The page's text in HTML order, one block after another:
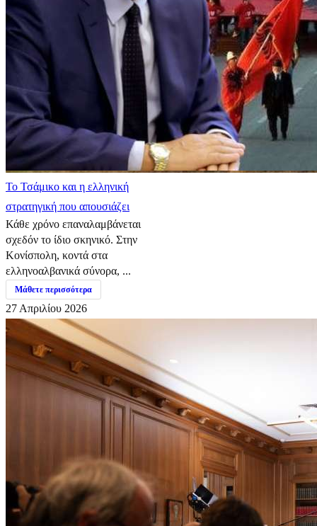
​Το Τσάμικο και η ελληνική
στρατηγική που απουσιάζει
Κάθε χρόνο επαναλαμβάνεται
σχεδόν το ίδιο σκηνικό. Στην
Κονίσπολη, κοντά στα
ελληνοαλβανικά σύνορα, ...
Μάθετε περισσότερα
27 Απριλίου 2026